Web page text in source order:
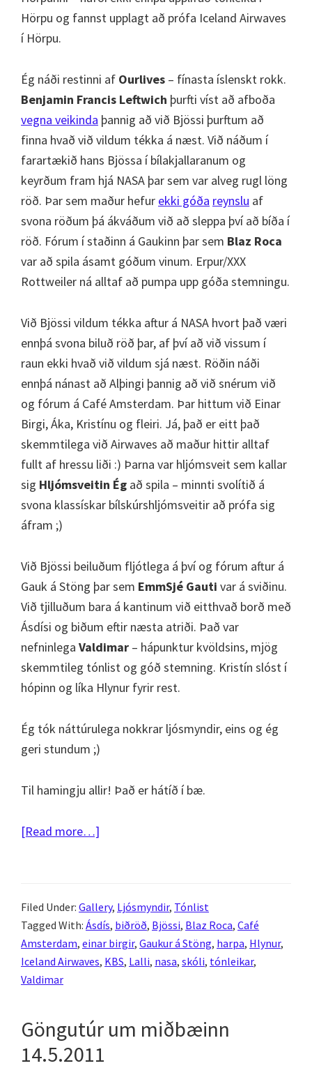
Hörpu og fannst upplagt að prófa Iceland Airwaves
í Hörpu.
Ég náði restinni af Ourlives – fínasta íslenskt rokk.
Benjamin Francis Leftwich þurfti víst að afboða
vegna veikinda þannig að við Bjössi þurftum að
finna hvað við vildum tékka á næst. Við náðum í
farartækið hans Bjössa í bílakjallaranum og
keyrðum fram hjá NASA þar sem var alveg rugl löng
röð. Þar sem maður hefur ekki góða reynslu af
svona röðum þá ákváðum við að sleppa því að bíða í
röð. Fórum í staðinn á Gaukinn þar sem Blaz Roca
var að spila ásamt góðum vinum. Erpur/XXX
Rottweiler ná alltaf að pumpa upp góða stemningu.
Við Bjössi vildum tékka aftur á NASA hvort það væri
ennþá svona biluð röð þar, af því að við vissum í
raun ekki hvað við vildum sjá næst. Röðin náði
ennþá nánast að Alþingi þannig að við snérum við
og fórum á Café Amsterdam. Þar hittum við Einar
Birgi, Áka, Kristínu og fleiri. Já, það er eitt það
skemmtilega við Airwaves að maður hittir alltaf
fullt af hressu liði :) Þarna var hljómsveit sem kallar
sig Hljómsveitin Ég að spila – minnti svolítið á
svona klassískar bílskúrshljómsveitir að prófa sig
áfram ;)
Við Bjössi beiluðum fljótlega á því og fórum aftur á
Gauk á Stöng þar sem EmmSjé Gauti var á sviðinu.
Við tjilluðum bara á kantinum við eitthvað borð með
Ásdísi og biðum eftir næsta atriði. Það var
nefninlega Valdimar – hápunktur kvöldsins, mjög
skemmtileg tónlist og góð stemning. Kristín slóst í
hópinn og líka Hlynur fyrir rest.
Ég tók náttúrulega nokkrar ljósmyndir, eins og ég
geri stundum ;)
Til hamingju allir! Það er hátíð í bæ.
[Read more…]
–
Dagur
1
–
myndir
Filed Under: Gallery, Ljósmyndir, Tónlist
Tagged With: Ásdís, biðröð, Bjössi, Blaz Roca, Café
Amsterdam, einar birgir, Gaukur á Stöng, harpa, Hlynur,
Iceland Airwaves, KBS, Lalli, nasa, skóli, tónleikar,
Valdimar
Göngutúr um miðbæinn
14.5.2011